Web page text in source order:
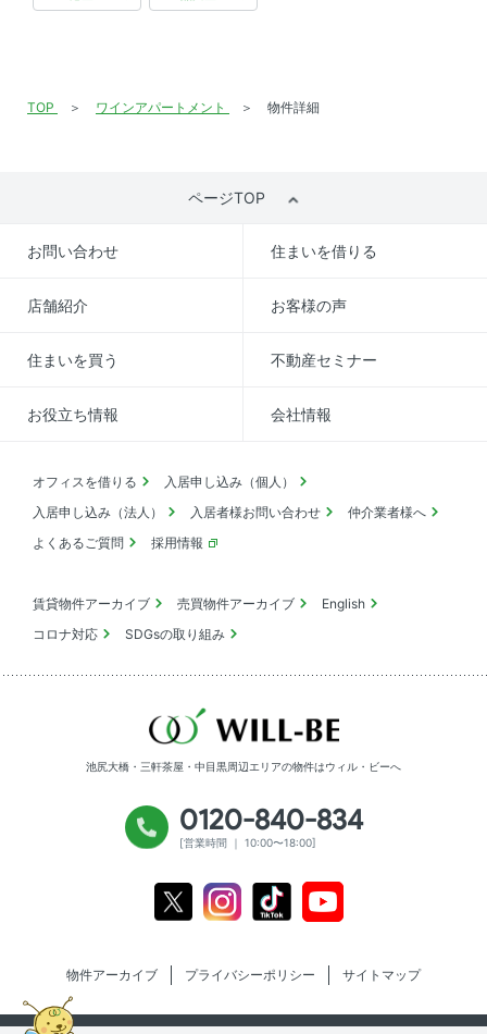
TOP ワインアパートメント 物件詳細
ページTOP
お問い合わせ 住まいを借りる
店舗紹介 お客様の声
住まいを買う 不動産セミナー
お役立ち情報 会社情報
オフィスを借りる
入居申し込み（個人）
入居申し込み（法人）
入居者様お問い合わせ
仲介業者様へ
よくあるご質問
採用情報
賃貸物件アーカイブ 売買物件アーカイブ
English
コロナ対応
SDGsの取り組み
池尻大橋・三軒茶屋・中目黒周辺エリアの物件はウィル・ビーへ
0120-840-834
[営業時間 ｜ 10:00〜18:00]
Instagram Tiktok
物件アーカイブ プライバシーポリシー サイトマップ